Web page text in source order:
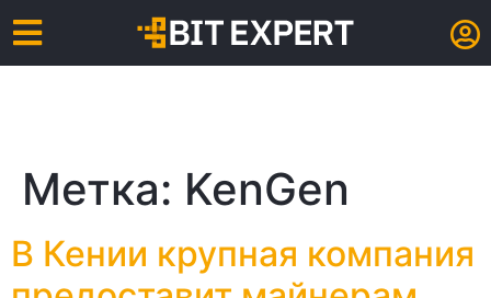
Метка: KenGen
В Кении крупная компания